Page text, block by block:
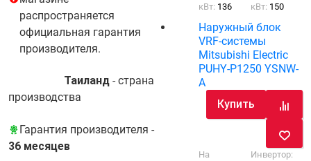
распространяется
официальная гарантия
производителя.
Таиланд - cтрана
производства
Гарантия производителя -
36 месяцев
кВт: 136
кВт: 150
Наружный блок
VRF-системы
Mitsubishi Electric
PUHY-P1250 YSNW-
A
Купить
На Инвертор: